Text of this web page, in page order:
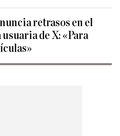
retrasos en el
de X: «Para